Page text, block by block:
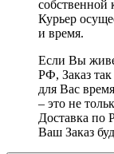
собственной
Курьер
и время.
Если Вы
РФ, Заказ так
для Вас
– это не
Доставка по
Ваш Заказ